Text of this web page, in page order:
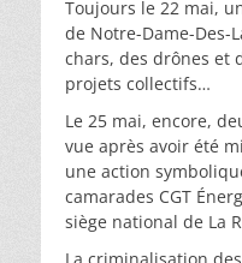
Toujours le 22 mai,
de Notre-Dame-Des-
chars, des drônes et
projets collectifs…
Le 25 mai, encore,
vue après avoir été
une action
camarades CGT
siège national de La